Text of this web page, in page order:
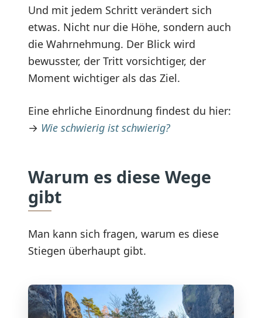
Und mit jedem Schritt verändert sich
etwas. Nicht nur die Höhe, sondern auch
die Wahrnehmung. Der Blick wird
bewusster, der Tritt vorsichtiger, der
Moment wichtiger als das Ziel.
Eine ehrliche Einordnung findest du hier:
→ Wie schwierig ist schwierig?
Warum es diese Wege
gibt
Man kann sich fragen, warum es diese
Stiegen überhaupt gibt.